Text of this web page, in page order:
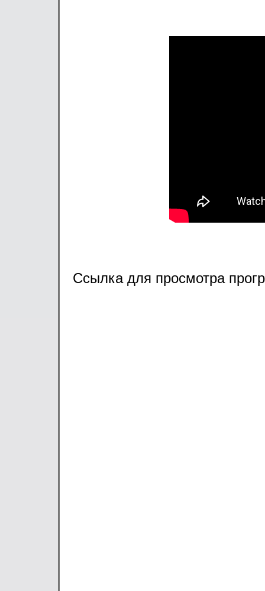
Если Вас не
Ссылка для просмотра